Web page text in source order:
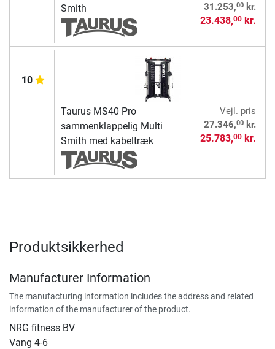
Smith
31.253,00kr.
23.438,00kr.
10
Taurus MS40 Pro
sammenklappelig Multi
Smith med kabeltræk
Vejl. pris
27.346,00kr.
25.783,00kr.
Produktsikkerhed
Manufacturer Information
The manufacturing information includes the address and related
information of the manufacturer of the product.
NRG fitness BV
Vang 4-6